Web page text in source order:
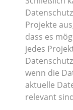
Projekte
dass es
jedes
wenn die
aktuelle
relevant